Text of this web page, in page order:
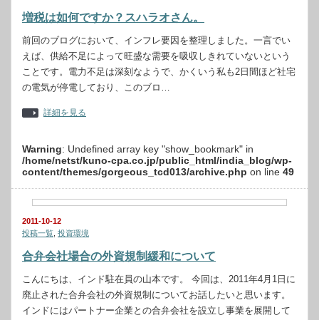
増税は如何ですか？スハラオさん。
前回のブログにおいて、インフレ要因を整理しました。一言でい
えば、供給不足によって旺盛な需要を吸収しきれていないという
ことです。電力不足は深刻なようで、かくいう私も2日間ほど社宅
の電気が停電しており、このブロ…
詳細を見る
Warning: Undefined array key "show_bookmark" in
/home/netst/kuno-cpa.co.jp/public_html/india_blog/wp-
content/themes/gorgeous_tcd013/archive.php on line 49
2011-10-12
投稿一覧 投資環境
合弁会社場合の外資規制緩和について
こんにちは、インド駐在員の山本です。 今回は、2011年4月1日に
廃止された合弁会社の外資規制についてお話したいと思います。
インドにはパートナー企業との合弁会社を設立し事業を展開して